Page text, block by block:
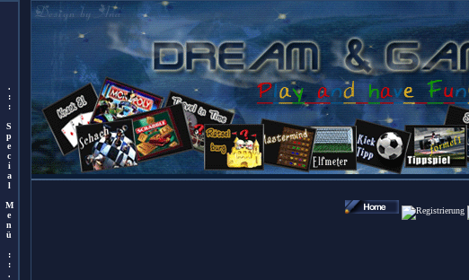
.
:
:
S
p
e
c
i
a
l
M
e
n
ü
:
:
.